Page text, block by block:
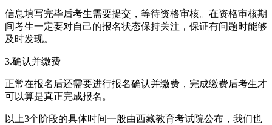
信息填写完毕后考生需要提交，等待资格审核。在资格审核期
间考生一定要对自己的报名状态保持关注，保证有问题时能够
及时发现。
3.确认并缴费
正常在报名后还需要进行报名确认并缴费，完成缴费后考生才
可以算是真正完成报名。
以上3个阶段的具体时间一般由西藏教育考试院公布，我们也